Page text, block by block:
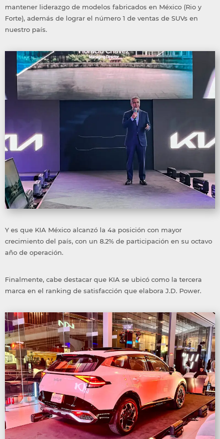
mantener liderazgo de modelos fabricados en México (Rio y
Forte), además de lograr el número 1 de ventas de SUVs en
nuestro país.
Y es que KIA México alcanzó la 4a posición con mayor
crecimiento del país, con un 8.2% de participación en su octavo
año de operación.
Finalmente, cabe destacar que KIA se ubicó como la tercera
marca en el ranking de satisfacción que elabora J.D. Power.